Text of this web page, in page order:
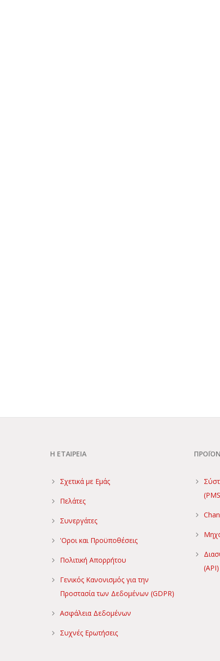
Η ΕΤΑΙΡΕΙΑ
Σχετικά με Εμάς
Πελάτες
Συνεργάτες
'Οροι και Προϋποθέσεις
Πολιτική Απορρήτου
Γενικός Κανονισμός για την
Προστασία των Δεδομένων (GDPR)
Ασφάλεια Δεδομένων
Συχνές Ερωτήσεις
(API)